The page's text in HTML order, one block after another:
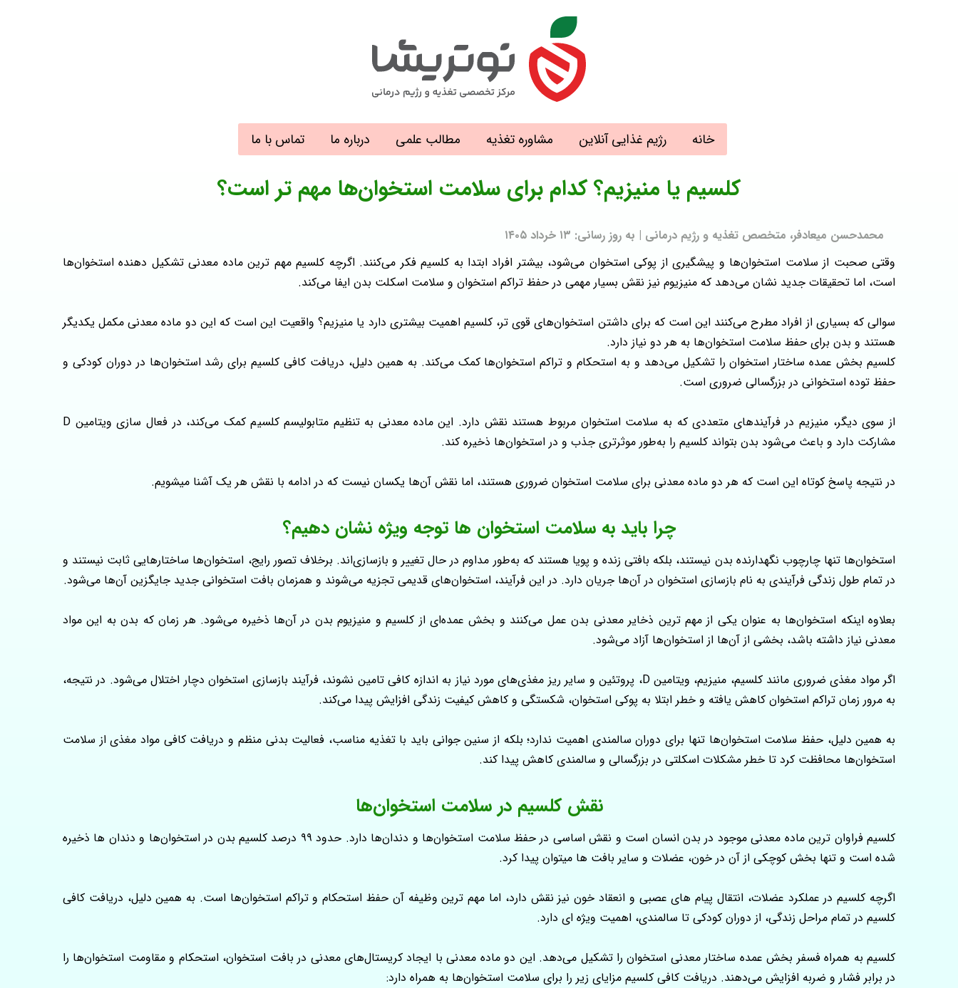
خانه رژیم غذایی آنلاین مشاوره تغذیه مطالب علمی درباره ما تماس با ما
کلسیم یا منیزیم؟ کدام برای سلامت استخوان‌ها مهم‌ تر است؟
محمدحسن میعادفر، متخصص تغذیه و رژیم درمانی | به روز رسانی: ۱۳ خرداد ۱۴۰۵
وقتی صحبت از سلامت استخوان‌ها و پیشگیری از پوکی استخوان می‌شود، بیشتر افراد ابتدا به کلسیم فکر می‌کنند. اگرچه کلسیم مهم‌ ترین ماده معدنی تشکیل‌ دهنده استخوان‌ها
است، اما تحقیقات جدید نشان می‌دهد که منیزیوم نیز نقش بسیار مهمی در حفظ تراکم استخوان و سلامت اسکلت بدن ایفا می‌کند.
سوالی که بسیاری از افراد مطرح می‌کنند این است که برای داشتن استخوان‌های قوی‌ تر، کلسیم اهمیت بیشتری دارد یا منیزیم؟ واقعیت این است که این دو ماده معدنی مکمل یکدیگر
هستند و بدن برای حفظ سلامت استخوان‌ها به هر دو نیاز دارد.
کلسیم بخش عمده ساختار استخوان را تشکیل می‌دهد و به استحکام و تراکم استخوان‌ها کمک می‌کند. به همین دلیل، دریافت کافی کلسیم برای رشد استخوان‌ها در دوران کودکی و
حفظ توده استخوانی در بزرگسالی ضروری است.
از سوی دیگر، منیزیم در فرآیندهای متعددی که به سلامت استخوان مربوط هستند نقش دارد. این ماده معدنی به تنظیم متابولیسم کلسیم کمک می‌کند، در فعال‌ سازی ویتامین D
مشارکت دارد و باعث می‌شود بدن بتواند کلسیم را به‌طور موثرتری جذب و در استخوان‌ها ذخیره کند.
در نتیجه پاسخ کوتاه این است که هر دو ماده معدنی برای سلامت استخوان ضروری هستند، اما نقش آن‌ها یکسان نیست که در ادامه با نقش هر یک آشنا میشویم.
چرا باید به سلامت استخوان ها توجه ویژه نشان دهیم؟
استخوان‌ها تنها چارچوب نگهدارنده بدن نیستند، بلکه بافتی زنده و پویا هستند که به‌طور مداوم در حال تغییر و بازسازی‌اند. برخلاف تصور رایج، استخوان‌ها ساختارهایی ثابت نیستند و
در تمام طول زندگی فرآیندی به نام بازسازی استخوان در آن‌ها جریان دارد. در این فرآیند، استخوان‌های قدیمی تجزیه می‌شوند و همزمان بافت استخوانی جدید جایگزین آن‌ها می‌شود.
بعلاوه اینکه استخوان‌ها به‌ عنوان یکی از مهم‌ ترین ذخایر معدنی بدن عمل می‌کنند و بخش عمده‌ای از کلسیم و منیزیوم بدن در آن‌ها ذخیره می‌شود. هر زمان که بدن به این مواد
معدنی نیاز داشته باشد، بخشی از آن‌ها از استخوان‌ها آزاد می‌شود.
اگر مواد مغذی ضروری مانند کلسیم، منیزیم، ویتامین D، پروتئین و سایر ریز مغذی‌های مورد نیاز به اندازه کافی تامین نشوند، فرآیند بازسازی استخوان دچار اختلال می‌شود. در نتیجه،
به‌ مرور زمان تراکم استخوان کاهش یافته و خطر ابتلا به پوکی استخوان، شکستگی و کاهش کیفیت زندگی افزایش پیدا می‌کند.
به همین دلیل، حفظ سلامت استخوان‌ها تنها برای دوران سالمندی اهمیت ندارد؛ بلکه از سنین جوانی باید با تغذیه مناسب، فعالیت بدنی منظم و دریافت کافی مواد مغذی از سلامت
استخوان‌ها محافظت کرد تا خطر مشکلات اسکلتی در بزرگسالی و سالمندی کاهش پیدا کند.
نقش کلسیم در سلامت استخوان‌ها
کلسیم فراوان‌ ترین ماده معدنی موجود در بدن انسان است و نقش اساسی در حفظ سلامت استخوان‌ها و دندان‌ها دارد. حدود ۹۹ درصد کلسیم بدن در استخوان‌ها و دندان‌ ها ذخیره
شده است و تنها بخش کوچکی از آن در خون، عضلات و سایر بافت‌ ها میتوان پیدا کرد.
اگرچه کلسیم در عملکرد عضلات، انتقال پیام‌ های عصبی و انعقاد خون نیز نقش دارد، اما مهم‌ ترین وظیفه آن حفظ استحکام و تراکم استخوان‌ها است. به همین دلیل، دریافت کافی
کلسیم در تمام مراحل زندگی، از دوران کودکی تا سالمندی، اهمیت ویژه‌ ای دارد.
کلسیم به همراه فسفر بخش عمده ساختار معدنی استخوان را تشکیل می‌دهد. این دو ماده معدنی با ایجاد کریستال‌های معدنی در بافت استخوان، استحکام و مقاومت استخوان‌ها را
در برابر فشار و ضربه افزایش می‌دهند. دریافت کافی کلسیم مزایای زیر را برای سلامت استخوان‌ها به همراه دارد: